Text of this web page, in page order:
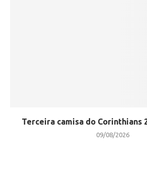
Terceira camisa do Corinthians
09/08/2026